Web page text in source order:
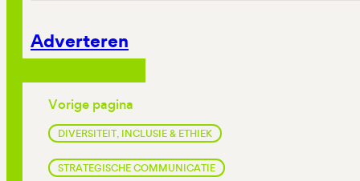
Adverteren
Vorige pagina
DIVERSITEIT, INCLUSIE & ETHIEK
STRATEGISCHE COMMUNICATIE